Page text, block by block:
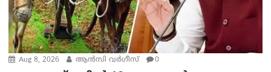
Aug 8, 2026 ആന്‍സി വര്‍ഗീസ് 0